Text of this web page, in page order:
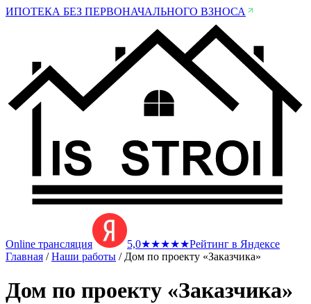
ИПОТЕКА БЕЗ ПЕРВОНАЧАЛЬНОГО ВЗНОСА
Online трансляция 5,0★★★★★Рейтинг в Яндексе
Главная /Наши работы / Дом по проекту «Заказчика»
Дом по проекту «Заказчика»